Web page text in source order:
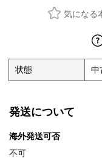
気になる
状態 中
発送について
海外発送可否
不可